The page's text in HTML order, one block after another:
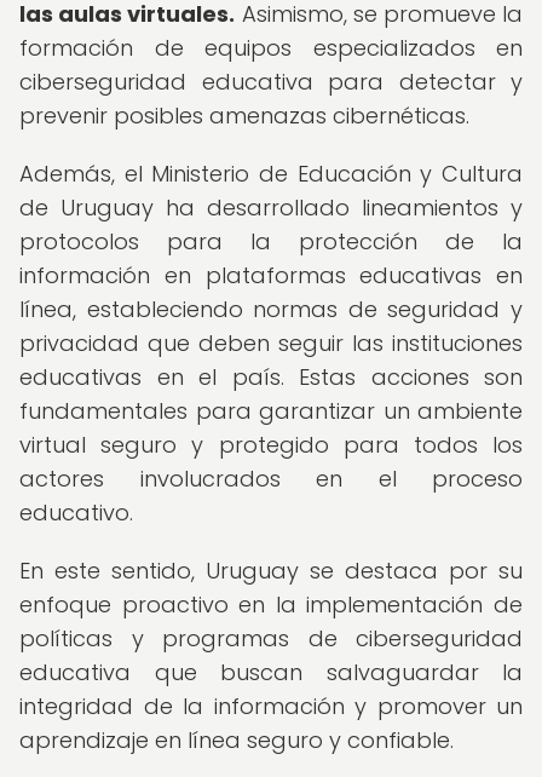
las aulas virtuales. Asimismo, se promueve la
formación de equipos especializados en
ciberseguridad educativa para detectar y
prevenir posibles amenazas cibernéticas.
Además, el Ministerio de Educación y Cultura
de Uruguay ha desarrollado lineamientos y
protocolos para la protección de la
información en plataformas educativas en
línea, estableciendo normas de seguridad y
privacidad que deben seguir las instituciones
educativas en el país. Estas acciones son
fundamentales para garantizar un ambiente
virtual seguro y protegido para todos los
actores involucrados en el proceso
educativo.
En este sentido, Uruguay se destaca por su
enfoque proactivo en la implementación de
políticas y programas de ciberseguridad
educativa que buscan salvaguardar la
integridad de la información y promover un
aprendizaje en línea seguro y confiable.